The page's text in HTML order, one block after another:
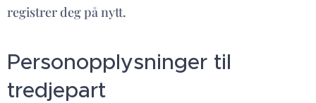
registrer deg på nytt.
Personopplysninger til
tredjepart